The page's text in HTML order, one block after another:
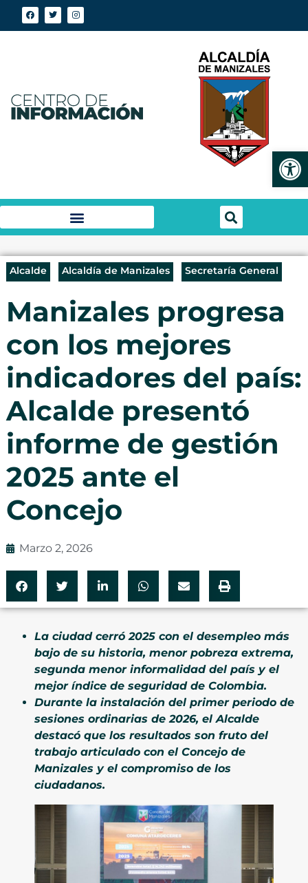
Alcalde Alcaldía de Manizales Secretaría General
Manizales progresa
con los mejores
indicadores del país:
Alcalde presentó
informe de gestión
2025 ante el
Concejo
Marzo 2, 2026
La ciudad cerró 2025 con el desempleo más
bajo de su historia, menor pobreza extrema,
segunda menor informalidad del país y el
mejor índice de seguridad de Colombia.
Durante la instalación del primer periodo de
sesiones ordinarias de 2026, el Alcalde
destacó que los resultados son fruto del
trabajo articulado con el Concejo de
Manizales y el compromiso de los
ciudadanos.